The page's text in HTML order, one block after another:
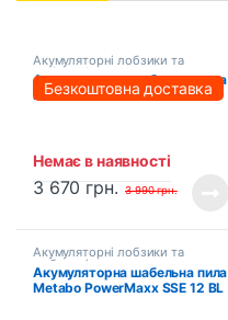
Акумуляторні лобзики та
шабельні пили
Безкоштовна доставка
Акумуляторна шабельна пила
PROFI-TEC BJR2032BL
Немає в наявності
3 670 грн. 3 990грн.
Акумуляторні лобзики та
шабельні пили
Акумуляторна шабельна пила
Metabo PowerMaxx SSE 12 BL